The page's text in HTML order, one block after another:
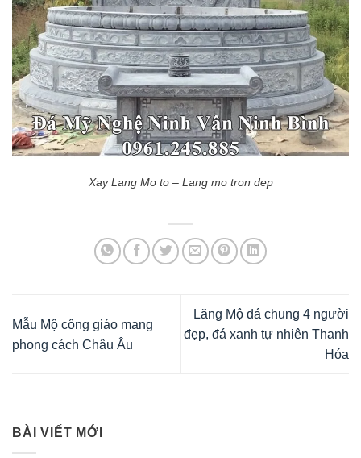
Xay Lang Mo to – Lang mo tron dep
Mẫu Mộ công giáo mang
phong cách Châu Âu
Lăng Mộ đá chung 4 người
đẹp, đá xanh tự nhiên Thanh
Hóa
BÀI VIẾT MỚI